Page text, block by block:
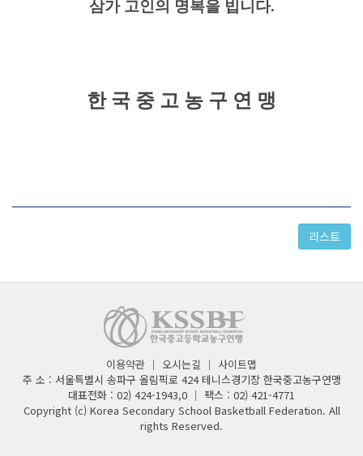
삼가 고인의 명복을 빕니다.
한 국 중 고 농 구 연 맹
리스트
이용약관 ｜ 오시는길 ｜ 사이트맵
주 소 : 서울특별시 송파구 올림픽로 424 테니스경기장 한국중고농구연맹
대표전화 : 02) 424-1943,0 ｜ 팩스 : 02) 421-4771
Copyright (c) Korea Secondary School Basketball Federation. All
rights Reserved.